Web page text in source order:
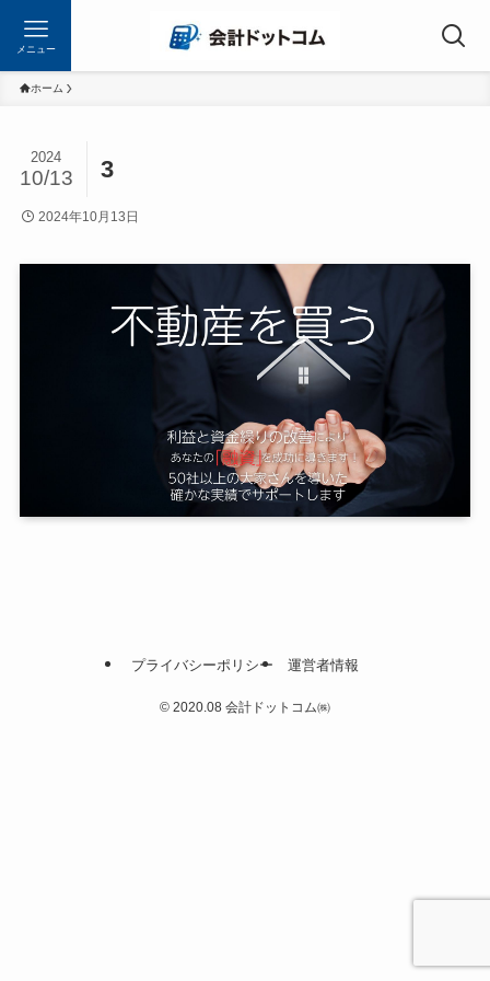
メニュー
ホーム
3
2024
10/13
2024年10月13日
プライバシーポリシー 運営者情報
© 2020.08 会計ドットコム㈱